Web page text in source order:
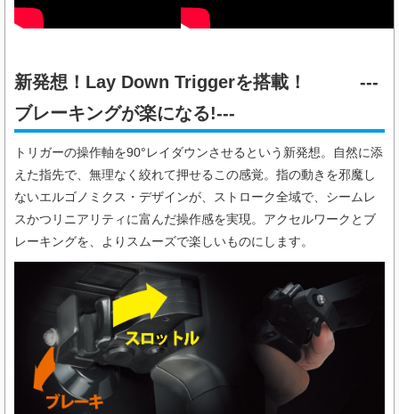
新発想！Lay Down Triggerを搭載！ ---
ブレーキングが楽になる!---
トリガーの操作軸を90°レイダウンさせるという新発想。自然に添
えた指先で、無理なく絞れて押せるこの感覚。指の動きを邪魔し
ないエルゴノミクス・デザインが、ストローク全域で、シームレ
スかつリニアリティに富んだ操作感を実現。アクセルワークとブ
レーキングを、よりスムーズで楽しいものにします。